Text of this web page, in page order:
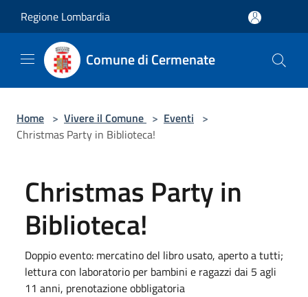
Regione Lombardia
Comune di Cermenate
Home > Vivere il Comune > Eventi >
Christmas Party in Biblioteca!
Christmas Party in
Biblioteca!
Doppio evento: mercatino del libro usato, aperto a tutti;
lettura con laboratorio per bambini e ragazzi dai 5 agli
11 anni, prenotazione obbligatoria